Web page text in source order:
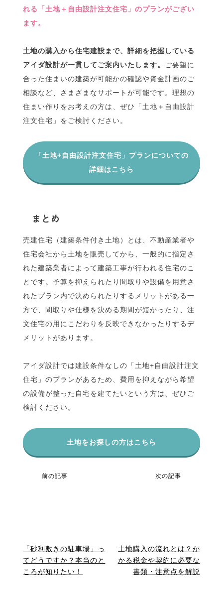
れる「土地＋自由設計注文住宅」のプランがござい
ます。
土地の購入から住宅建設まで、詳細を把握している
アイダ設計が一貫してご案内いたします。 ご要望に
合った住まいの建築が可能かの確認や資金計画のご
相談など、さまざまなサポートが可能です。理想の
住まい作りをお考えの方は、ぜひ「土地＋自由設計
注文住宅」をご検討ください。
「土地+自由設計注文住宅」プランについての
詳細はこちら
まとめ
売建住宅（建築条件付き土地）とは、不動産業者や
住宅会社から土地を販売してから、一般的に指定さ
れた建築業者によって建築工事が行われる住宅のこ
とです。予算を抑えられたり間取りや設備を用意さ
れたプラン内で決められたりするメリットがある一
方で、間取りや仕様を決める期間が短かったり、注
文住宅の用にこだわりを反映できなかったりするデ
メリットがあります。
アイダ設計では建設条件なしの「土地+自由設計注文
住宅」のプランがあるため、費用を抑えながら希望
の設備が整った自宅を建てたいという方は、ぜひご
検討ください。
土地をお探しの方はこちら
前の記事
「砂利敷きの駐車場」っ
てどうですか？本当のと
ころが知りたい！
次の記事
土地購入の流れとは？か
かる税金や契約に必要な
書類・注意点を解説